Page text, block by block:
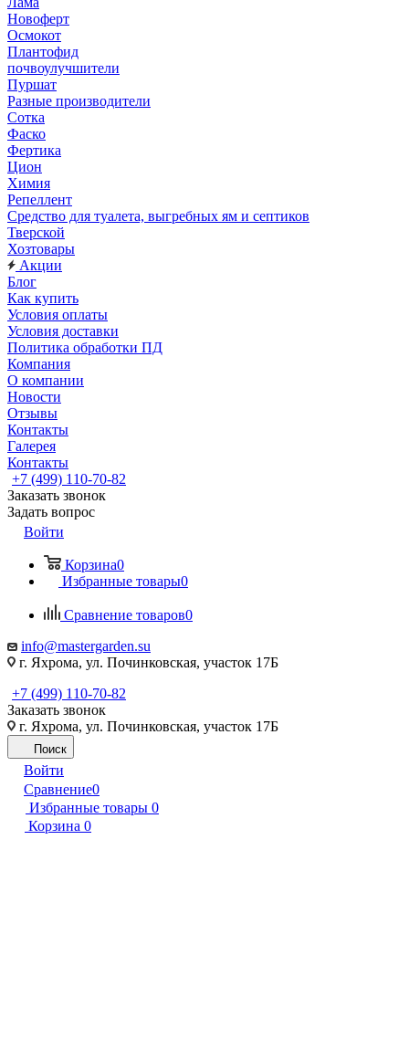
Новоферт
Осмокот
Плантофид
почвоулучшители
Пуршат
Разные производители
Сотка
Фаско
Фертика
Цион
Химия
Репеллент
Средство для туалета, выгребных ям и септиков
Тверской
Хозтовары
Акции
Блог
Как купить
Условия оплаты
Условия доставки
Политика обработки ПД
Компания
О компании
Новости
Отзывы
Контакты
Галерея
Контакты
+7 (499) 110-70-82
Заказать звонок
Задать вопрос
Войти
Корзина0
Избранные товары0
Сравнение товаров0
info@mastergarden.su
г. Яхрома, ул. Починковская, участок 17Б
+7 (499) 110-70-82
Заказать звонок
г. Яхрома, ул. Починковская, участок 17Б
Поиск
Войти
Сравнение0
Избранные товары 0
Корзина 0